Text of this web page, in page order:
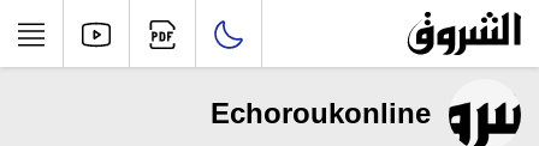
Echoroukonline